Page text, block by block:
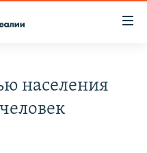
населения